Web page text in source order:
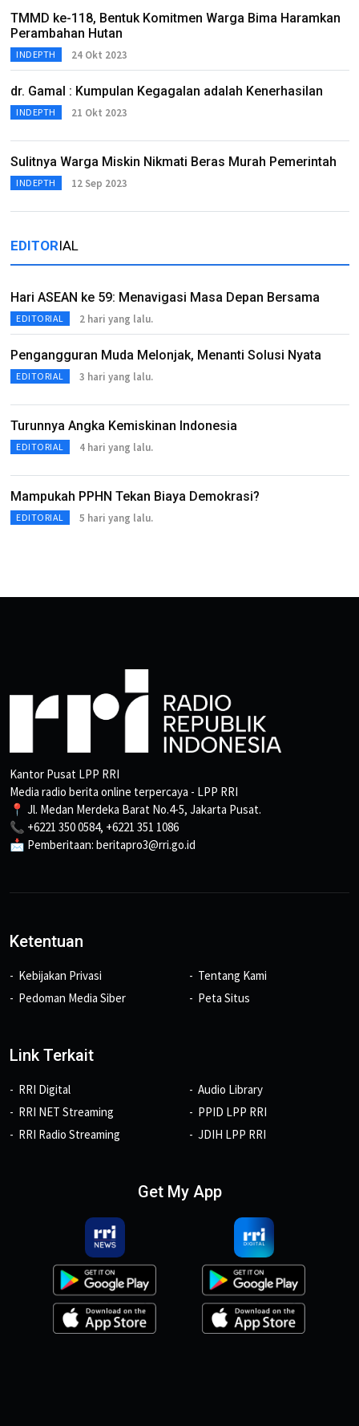
TMMD ke-118, Bentuk Komitmen Warga Bima Haramkan
Perambahan Hutan
INDEPTH 24 Okt 2023
dr. Gamal : Kumpulan Kegagalan adalah Kenerhasilan
INDEPTH 21 Okt 2023
Sulitnya Warga Miskin Nikmati Beras Murah Pemerintah
INDEPTH 12 Sep 2023
EDITORIAL
Hari ASEAN ke 59: Menavigasi Masa Depan Bersama
EDITORIAL 2 hari yang lalu.
Pengangguran Muda Melonjak, Menanti Solusi Nyata
EDITORIAL 3 hari yang lalu.
Turunnya Angka Kemiskinan Indonesia
EDITORIAL 4 hari yang lalu.
Mampukah PPHN Tekan Biaya Demokrasi?
EDITORIAL 5 hari yang lalu.
Kantor Pusat LPP RRI
Media radio berita online terpercaya - LPP RRI
📍 Jl. Medan Merdeka Barat No.4-5, Jakarta Pusat.
📞 +6221 350 0584, +6221 351 1086
📩 Pemberitaan: beritapro3@rri.go.id
Ketentuan
Kebijakan Privasi
Pedoman Media Siber
Tentang Kami
Peta Situs
Link Terkait
RRI Digital
RRI NET Streaming
RRI Radio Streaming
Audio Library
PPID LPP RRI
JDIH LPP RRI
Get My App